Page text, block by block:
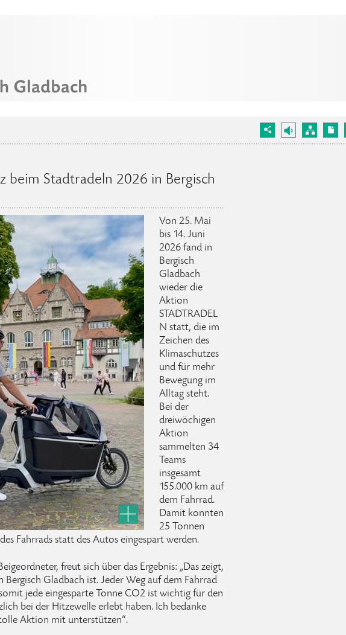
beim Stadtradeln 2026 in Bergisch
Von 25. Mai
bis 14. Juni
2026 fand in
Bergisch
Gladbach
wieder die
Aktion
STADTRADEL
N statt, die im
Zeichen des
Klimaschutzes
und für mehr
Bewegung im
Alltag steht.
Bei der
dreiwöchigen
Aktion
sammelten 34
Teams
insgesamt
155.000 km auf
dem Fahrrad.
Damit konnten
25 Tonnen
Fahrrads statt des Autos eingespart werden.
freut sich über das Ergebnis: „Das zeigt,
Bergisch Gladbach ist. Jeder Weg auf dem Fahrrad
jede eingesparte Tonne CO2 ist wichtig für den
bei der Hitzewelle erlebt haben. Ich bedanke
Aktion mit unterstützen“.